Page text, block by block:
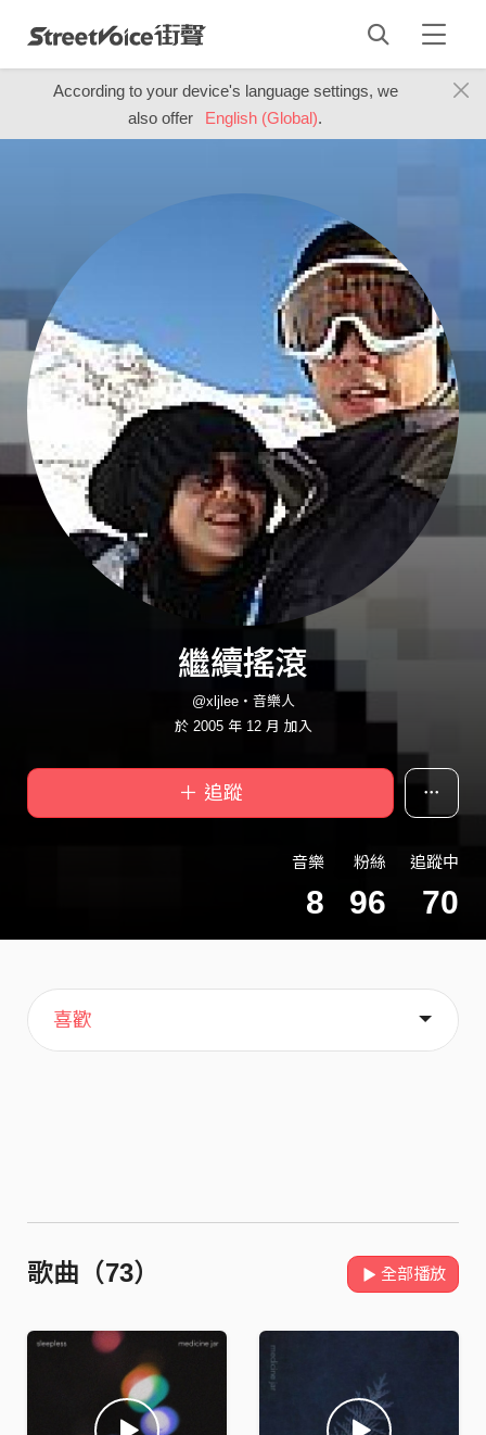
According to your device's language settings, we
also offer
English (Global).
繼續搖滾
@xljlee・音樂人
於 2005 年 12 月 加入
＋ 追蹤
音樂
8
粉絲
96
追蹤中
70
主頁
音樂
歌單
喜歡
關於
歌曲（73） 全部播放